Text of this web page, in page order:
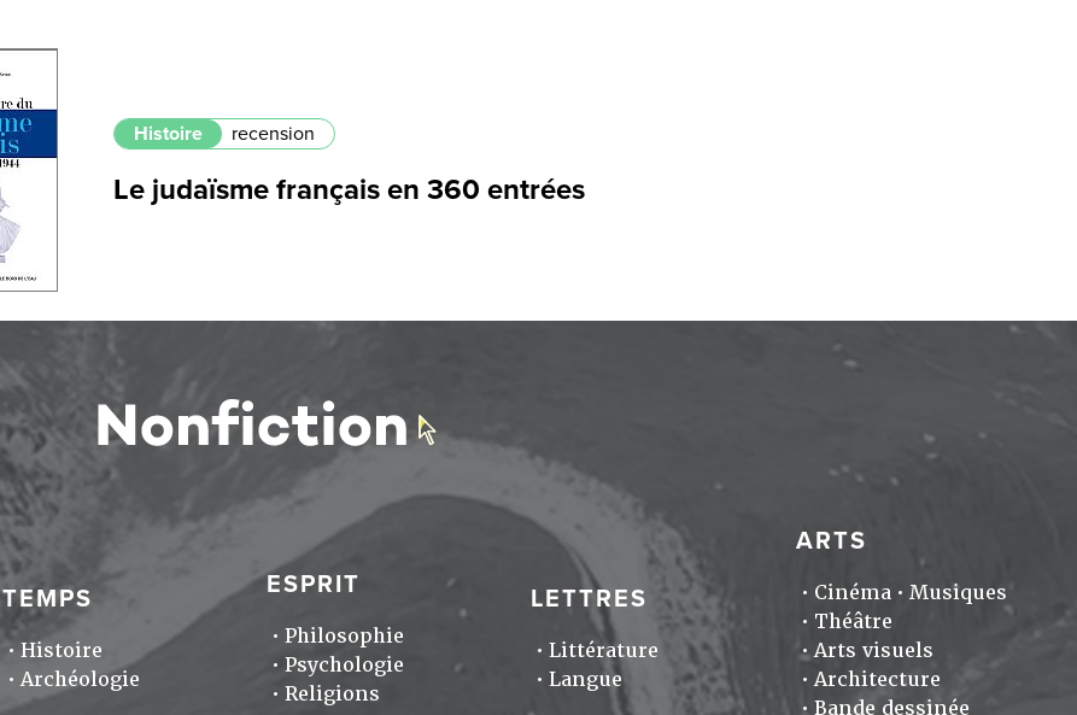
Histoire recension
Le judaïsme français en 360 entrées
TEMPS
Histoire
Archéologie
ESPRIT
Philosophie
Psychologie
Religions
LETTRES
Littérature
Langue
ARTS
Cinéma
Musiques
Théâtre
Arts visuels
Architecture
Bande dessinée